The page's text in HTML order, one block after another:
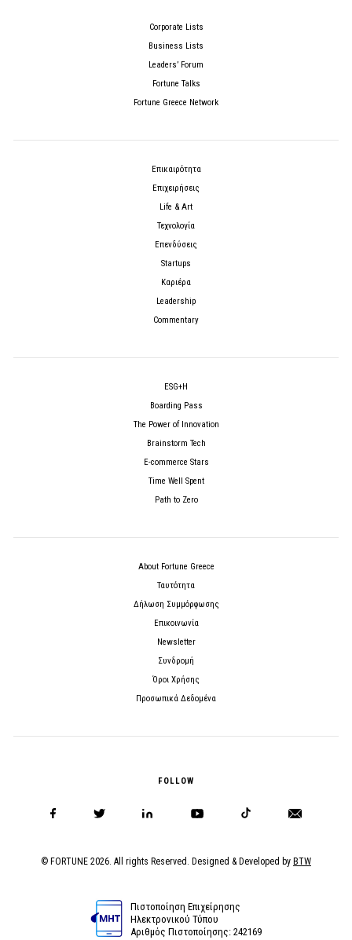
Corporate Lists
Business Lists
Leaders’ Forum
Fortune Talks
Fortune Greece Network
Επικαιρότητα
Επιχειρήσεις
Life & Art
Τεχνολογία
Επενδύσεις
Startups
Καριέρα
Leadership
Commentary
ESG+H
Boarding Pass
The Power of Innovation
Brainstorm Tech
E-commerce Stars
Time Well Spent
Path to Zero
About Fortune Greece
Ταυτότητα
Δήλωση Συμμόρφωσης
Επικοινωνία
Newsletter
Συνδρομή
Όροι Χρήσης
Προσωπικά Δεδομένα
FOLLOW
© FORTUNE 2026. All rights Reserved. Designed & Developed by BTW
Πιστοποίηση Επιχείρησης
Ηλεκτρονικού Τύπου
Αριθμός Πιστοποίησης: 242169